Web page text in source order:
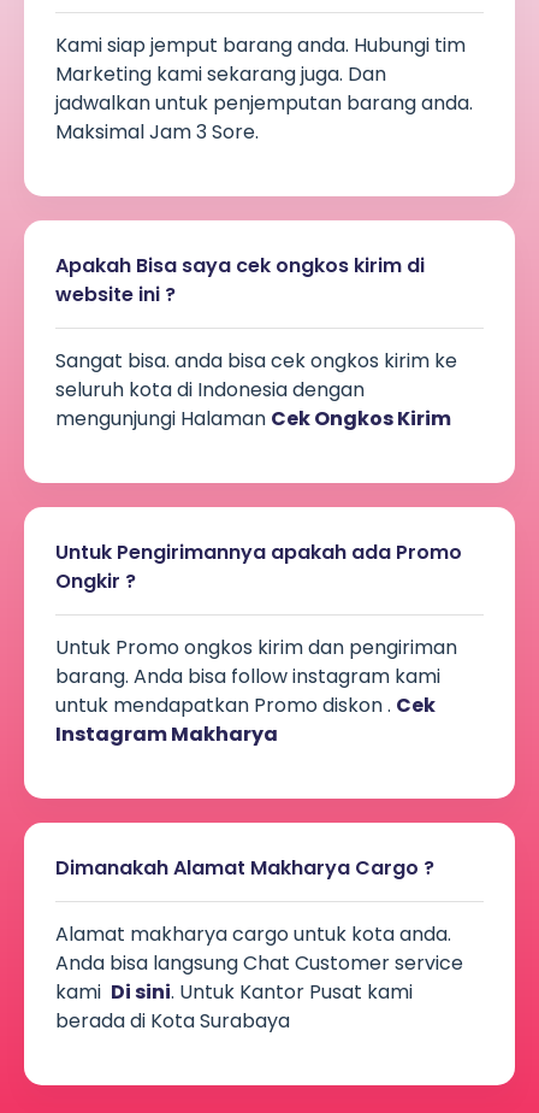
Kami siap jemput barang anda. Hubungi tim
Marketing kami sekarang juga. Dan
jadwalkan untuk penjemputan barang anda.
Maksimal Jam 3 Sore.
Apakah Bisa saya cek ongkos kirim di
website ini ?
Sangat bisa. anda bisa cek ongkos kirim ke
seluruh kota di Indonesia dengan
mengunjungi Halaman Cek Ongkos Kirim
Untuk Pengirimannya apakah ada Promo
Ongkir ?
Untuk Promo ongkos kirim dan pengiriman
barang. Anda bisa follow instagram kami
untuk mendapatkan Promo diskon . Cek
Instagram Makharya
Dimanakah Alamat Makharya Cargo ?
Alamat makharya cargo untuk kota anda.
Anda bisa langsung Chat Customer service
kami Di sini. Untuk Kantor Pusat kami
berada di Kota Surabaya